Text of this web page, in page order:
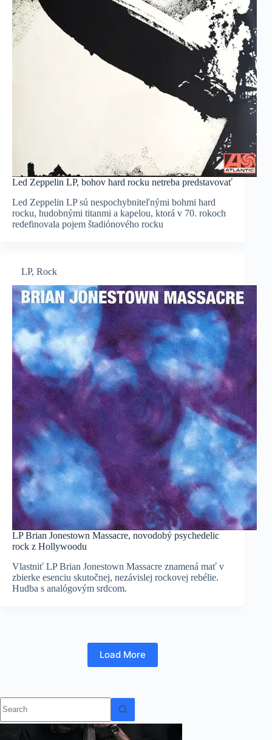
Led Zeppelin LP, bohov hard rocku netreba predstavovať
Led Zeppelin LP sú nespochybniteľnými bohmi hard
rocku, hudobnými titanmi a kapelou, ktorá v 70. rokoch
redefinovala pojem štadiónového rocku
LP, Rock
LP Brian Jonestown Massacre, novodobý psychedelic
rock z Hollywoodu
Vlastniť LP Brian Jonestown Massacre znamená mať v
zbierke esenciu skutočnej, nezávislej rockovej rebélie.
Hudba s analógovým srdcom.
Load More
results